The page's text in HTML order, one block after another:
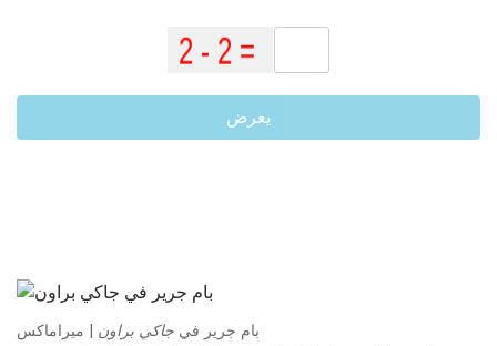
يعرض
بام جرير في جاكي براون | ميراماكس